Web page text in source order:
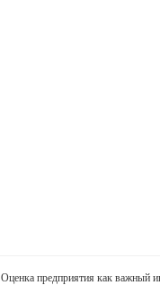
Оценка предприятия как важный